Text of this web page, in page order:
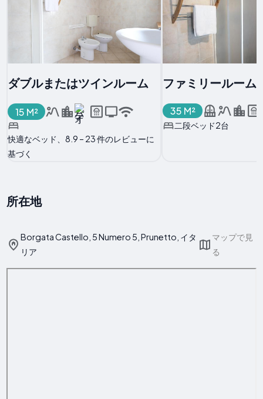
ダブルまたはツインルーム
15 M²
快適なベッド、8.9 – 23 件のレビューに
基づく
ファミリールーム
35 M²
二段ベッド2台
所在地
Borgata Castello, 5 Numero 5, Prunetto, イタ
リア
マップで見
る